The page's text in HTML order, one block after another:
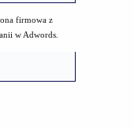
firmowa z
w Adwords.